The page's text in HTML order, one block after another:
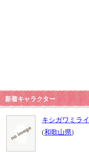
新着キャラクター
キシガワミライ
(和歌山県)